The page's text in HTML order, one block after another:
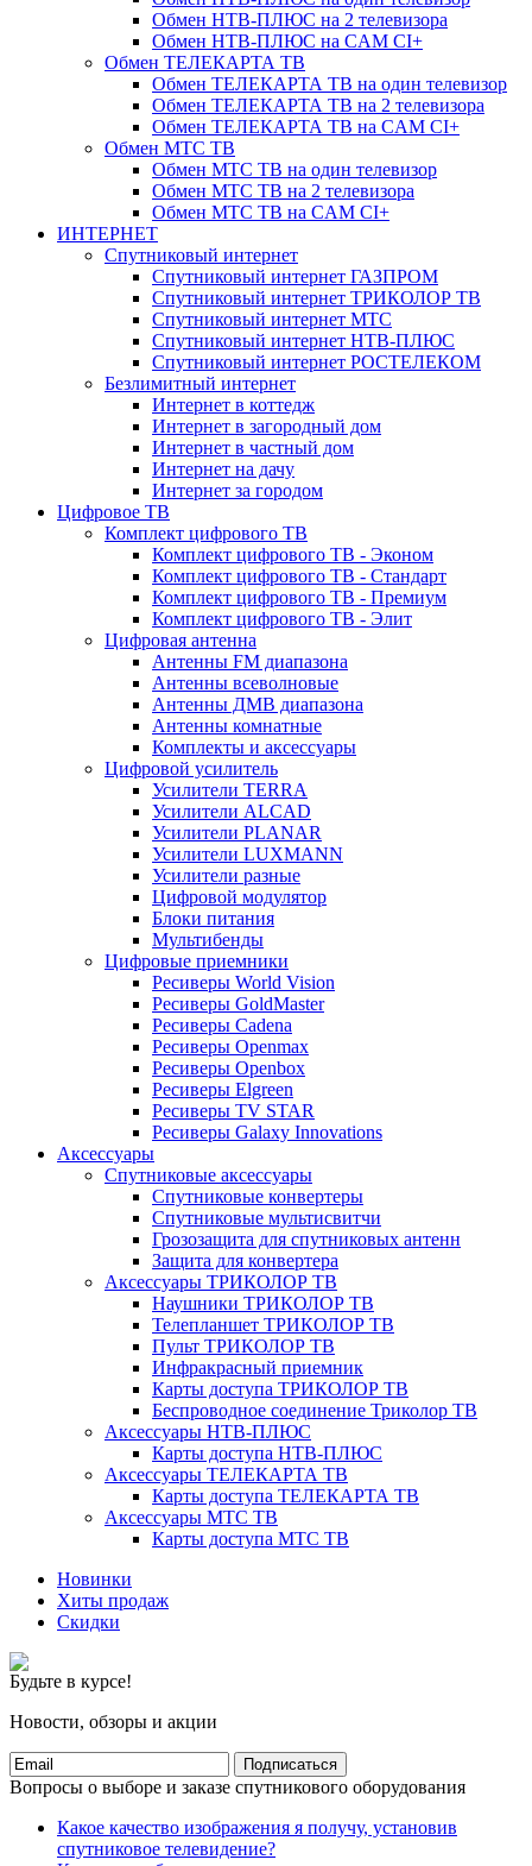
Обмен НТВ-ПЛЮС на 2 телевизора
Обмен НТВ-ПЛЮС на CAM CI+
Обмен ТЕЛЕКАРТА ТВ
Обмен ТЕЛЕКАРТА ТВ на один телевизор
Обмен ТЕЛЕКАРТА ТВ на 2 телевизора
Обмен ТЕЛЕКАРТА ТВ на CAM CI+
Обмен МТС ТВ
Обмен МТС ТВ на один телевизор
Обмен МТС ТВ на 2 телевизора
Обмен МТС ТВ на CAM CI+
ИНТЕРНЕТ
Спутниковый интернет
Спутниковый интернет ГАЗПРОМ
Спутниковый интернет ТРИКОЛОР ТВ
Спутниковый интернет МТС
Спутниковый интернет НТВ-ПЛЮС
Спутниковый интернет РОСТЕЛЕКОМ
Безлимитный интернет
Интернет в коттедж
Интернет в загородный дом
Интернет в частный дом
Интернет на дачу
Интернет за городом
Цифровое ТВ
Комплект цифрового ТВ
Комплект цифрового ТВ - Эконом
Комплект цифрового ТВ - Стандарт
Комплект цифрового ТВ - Премиум
Комплект цифрового ТВ - Элит
Цифровая антенна
Антенны FM диапазона
Антенны всеволновые
Антенны ДМВ диапазона
Антенны комнатные
Комплекты и аксессуары
Цифровой усилитель
Усилители TERRA
Усилители ALCAD
Усилители PLANAR
Усилители LUXMANN
Усилители разные
Цифровой модулятор
Блоки питания
Мультибенды
Цифровые приемники
Ресиверы World Vision
Ресиверы GoldMaster
Ресиверы Cadena
Ресиверы Openmax
Ресиверы Openbox
Ресиверы Elgreen
Ресиверы TV STAR
Ресиверы Galaxy Innovations
Аксессуары
Спутниковые аксессуары
Спутниковые конвертеры
Спутниковые мультисвитчи
Грозозащита для спутниковых антенн
Защита для конвертера
Аксессуары ТРИКОЛОР ТВ
Наушники ТРИКОЛОР ТВ
Телепланшет ТРИКОЛОР ТВ
Пульт ТРИКОЛОР ТВ
Инфракрасный приемник
Карты доступа ТРИКОЛОР ТВ
Беспроводное соединение Триколор ТВ
Аксессуары НТВ-ПЛЮС
Карты доступа НТВ-ПЛЮС
Аксессуары ТЕЛЕКАРТА ТВ
Карты доступа ТЕЛЕКАРТА ТВ
Аксессуары МТС ТВ
Карты доступа МТС ТВ
Новинки
Хиты продаж
Скидки
Будьте в курсе!
Новости, обзоры и акции
Подписаться
Вопросы о выборе и заказе спутникового оборудования
Какое качество изображения я получу, установив
спутниковое телевидение?